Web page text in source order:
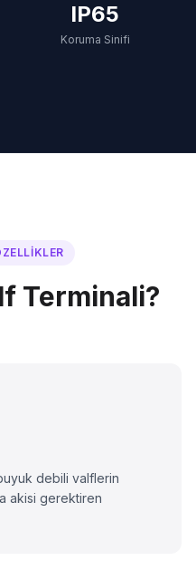
IP65
Koruma Sinifi
Terminali?
debili valflerin
akisi gerektiren